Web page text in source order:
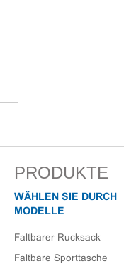
PRODUKTE
WÄHLEN SIE DURCH
MODELLE
Faltbarer Rucksack
Faltbare Sporttasche